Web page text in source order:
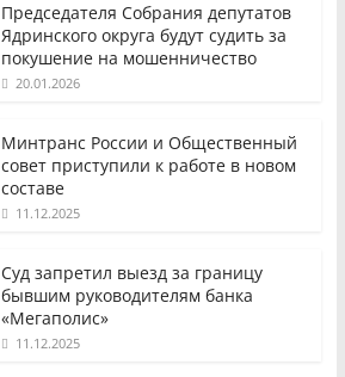
Председателя Собрания депутатов
Ядринского округа будут судить за
покушение на мошенничество
20.01.2026
Минтранс России и Общественный
совет приступили к работе в новом
составе
11.12.2025
Суд запретил выезд за границу
бывшим руководителям банка
«Мегаполис»
11.12.2025